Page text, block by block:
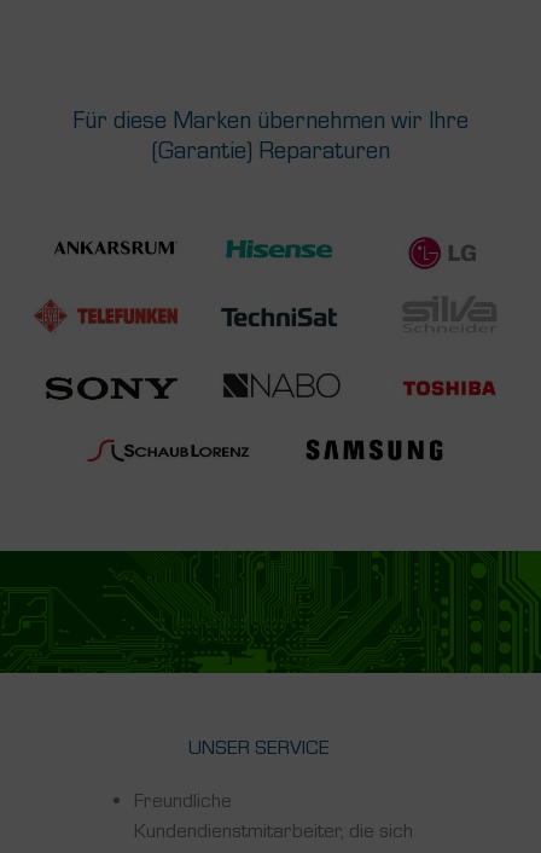
Für diese Marken übernehmen wir Ihre
(Garantie) Reparaturen
UNSER SERVICE
Freundliche
Kundendienstmitarbeiter, die sich